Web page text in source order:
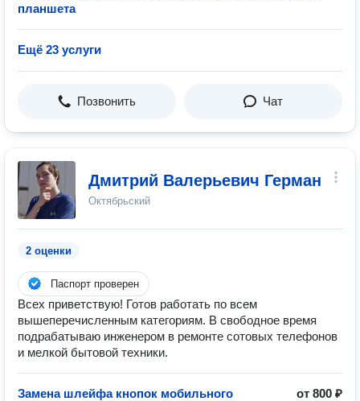
планшета
Ещё 23 услуги
Позвонить Чат
Дмитрий Валерьевич Герман
Октябрьский
2 оценки
Паспорт проверен
Всех приветствую! Готов работать по всем
вышеперечисленным категориям. В свободное время
подрабатываю инженером в ремонте сотовых телефонов
и мелкой бытовой техники.
Замена шлейфа кнопок мобильного
от 800 ₽